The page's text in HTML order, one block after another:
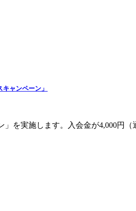
ャンペーン」
を実施します。入会金が4,000円